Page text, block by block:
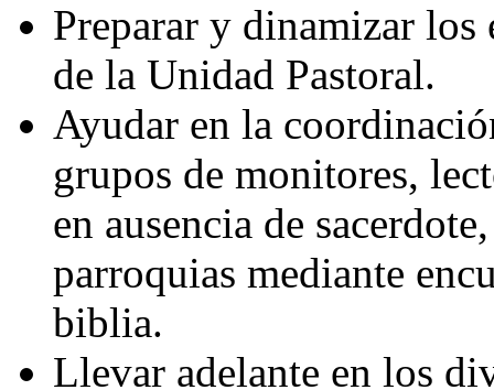
Preparar y dinamizar los
de la Unidad Pastoral.
Ayudar en la
grupos de monitores,
en ausencia de
parroquias mediante
biblia.
Llevar adelante en los